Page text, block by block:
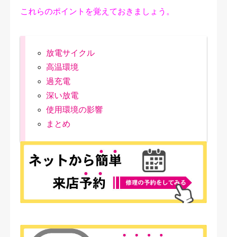
これらのポイントを覚えておきましょう。
放電サイクル
高温環境
過充電
深い放電
使用環境の影響
まとめ